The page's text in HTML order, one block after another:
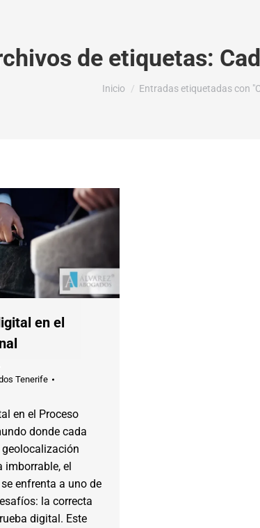
de etiquetas:
Estás aquí:
Inicio Entradas etiquetadas con
en el
Tenerife
en el Proceso
donde cada
imborrable, el
enfrenta a uno de
la correcta
digital. Este